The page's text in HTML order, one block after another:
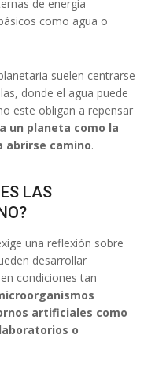
de energía
como agua o
suelen centrarse
donde el agua puede
este obligan a repensar
un planeta como la
abrirse camino.
LAS
una reflexión sobre
desarrollar
en condiciones tan
artificiales como
o